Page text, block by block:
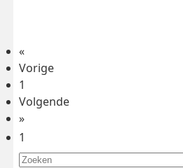
«
Vorige
1
Volgende
»
1